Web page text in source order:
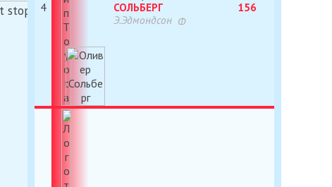
4
СОЛЬБЕРГ
Э.Эдмондсон
156